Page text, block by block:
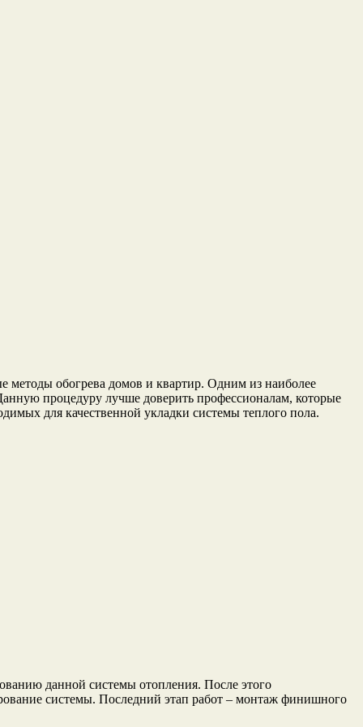
методы обогрева домов и квартир. Одним из наиболее
процедуру лучше доверить профессионалам, которые
для качественной укладки системы теплого пола.
данной системы отопления. После этого
системы. Последний этап работ – монтаж финишного